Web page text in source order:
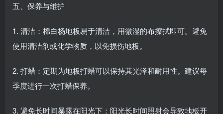
五、保养与维护
1. 清洁：棉白杨地板易于清洁，用微湿的布擦拭即可。避免
使用清洁剂或化学物质，以免损伤地板。
2. 打蜡：定期为地板打蜡可以保持其光泽和耐用性。建议每
季度进行一次打蜡保养。
3. 避免长时间暴露在阳光下：阳光长时间照射会导致地板开